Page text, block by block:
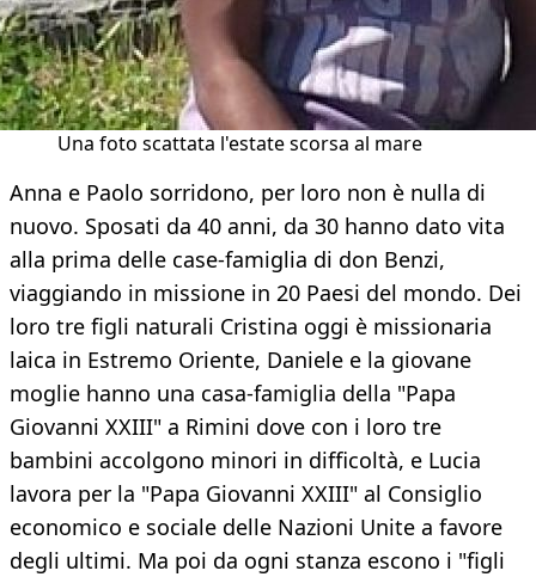
Una foto scattata l'estate scorsa al mare
Anna e Paolo sorridono, per loro non è nulla di
nuovo. Sposati da 40 anni, da 30 hanno dato vita
alla prima delle case-famiglia di don Benzi,
viaggiando in missione in 20 Paesi del mondo. Dei
loro tre figli naturali Cristina oggi è missionaria
laica in Estremo Oriente, Daniele e la giovane
moglie hanno una casa-famiglia della "Papa
Giovanni XXIII" a Rimini dove con i loro tre
bambini accolgono minori in difficoltà, e Lucia
lavora per la "Papa Giovanni XXIII" al Consiglio
economico e sociale delle Nazioni Unite a favore
degli ultimi. Ma poi da ogni stanza escono i "figli